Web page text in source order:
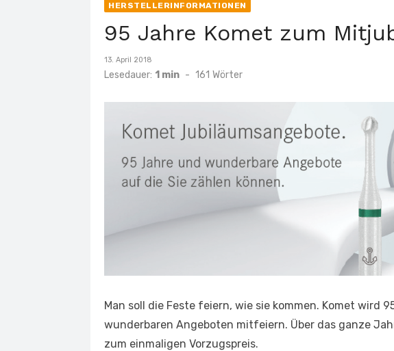
HERSTELLERINFORMATIONEN
95 Jahre Komet zum
Veröffentlicht
am
13. April 2018
Lesedauer: 1 min - 161 Wörter
Man soll die Feste feiern, wie sie kommen. Komet wird
wunderbaren Angeboten mitfeiern. Über das ganze
zum einmaligen Vorzugspreis.